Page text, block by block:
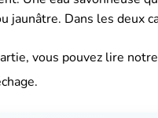
jaunâtre. Dans les deux
vous pouvez lire